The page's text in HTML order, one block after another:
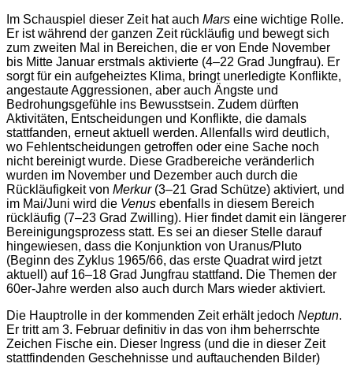
Im Schauspiel dieser Zeit hat auch Mars eine wichtige Rolle.
Er ist während der ganzen Zeit rückläufig und bewegt sich
zum zweiten Mal in Bereichen, die er von Ende November
bis Mitte Januar erstmals aktivierte (4–22 Grad Jungfrau). Er
sorgt für ein aufgeheiztes Klima, bringt unerledigte Konflikte,
angestaute Aggressionen, aber auch Ängste und
Bedrohungsgefühle ins Bewusstsein. Zudem dürften
Aktivitäten, Entscheidungen und Konflikte, die damals
stattfanden, erneut aktuell werden. Allenfalls wird deutlich,
wo Fehlentscheidungen getroffen oder eine Sache noch
nicht bereinigt wurde. Diese Gradbereiche veränderlich
wurden im November und Dezember auch durch die
Rückläufigkeit von Merkur(3–21 Grad Schütze) aktiviert, und
im Mai/Juni wird die Venus ebenfalls in diesem Bereich
rückläufig (7–23 Grad Zwilling). Hier findet damit ein längerer
Bereinigungsprozess statt. Es sei an dieser Stelle darauf
hingewiesen, dass die Konjunktion von Uranus/Pluto
(Beginn des Zyklus 1965/66, das erste Quadrat wird jetzt
aktuell) auf 16–18 Grad Jungfrau stattfand. Die Themen der
60er-Jahre werden also auch durch Mars wieder aktiviert.
Die Hauptrolle in der kommenden Zeit erhält jedoch Neptun.
Er tritt am 3. Februar definitiv in das von ihm beherrschte
Zeichen Fische ein. Dieser Ingress (und die in dieser Zeit
stattfindenden Geschehnisse und auftauchenden Bilder)